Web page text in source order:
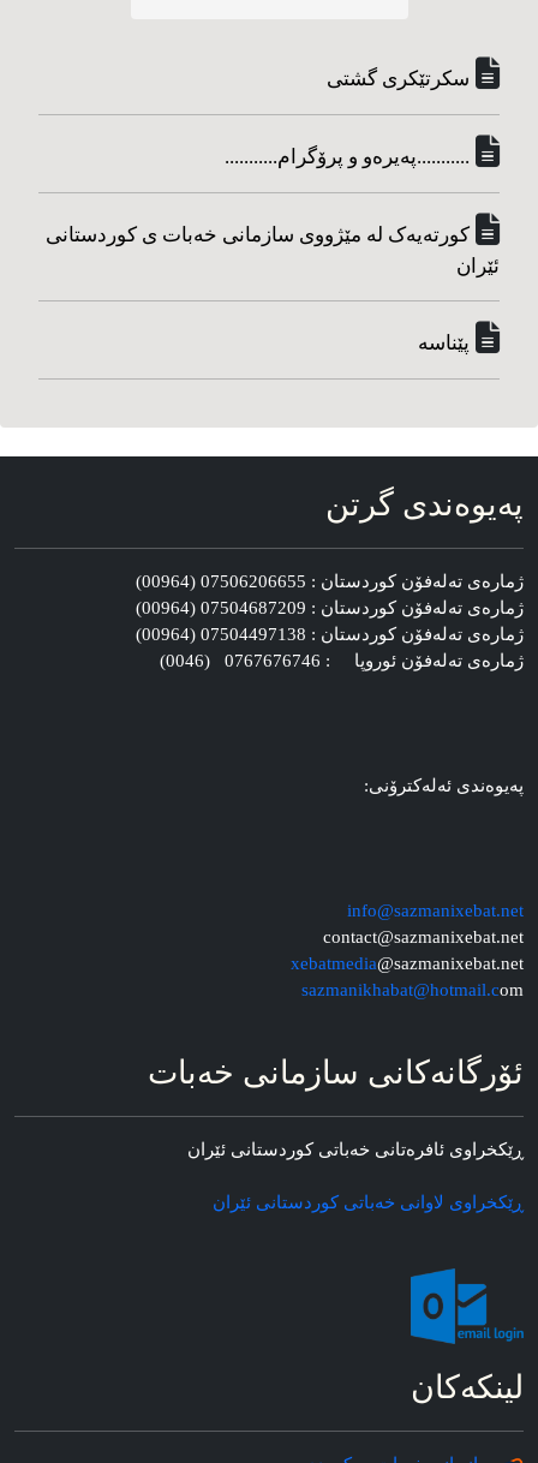
سکرتێکری گشتی
...........په‌یره‌و و پرۆگرام...........
کورته‌یه‌ک له مێژووی سازمانی خه‌بات ی کوردستانی
ئێران
پێناسه‌
په‌یوه‌ندی گرتن
ژماره‌ی ته‌له‌فۆن کوردستان : 07506206655 (00964)
ژماره‌ی ته‌له‌فۆن کوردستان : 07504687209 (00964)
ژماره‌ی ته‌له‌فۆن کوردستان : 07504497138 (00964)
ژماره‌ی ته‌له‌فۆن ئوروپا : 0767676746 (0046)
په‌یوه‌ندی ئه‌له‌کترۆنی:
info@sazmanixebat.net
contact@sazmanixebat.net
xebatmedia@sazmanixebat.net
sazmanikhabat@hotmail.com
ئۆرگانه‌کانی سازمانی خه‌بات
ڕێکخراوی ئافره‌تانی خه‌باتی کوردستانی ئێران
ڕێکخراوی لاوانی خه‌باتی کوردستانی ئێران
لینکه‌کان